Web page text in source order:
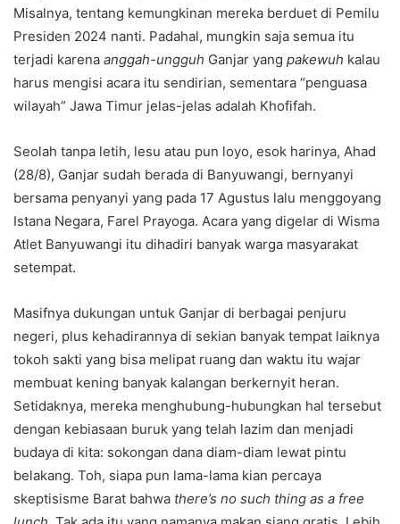
Misalnya, tentang kemungkinan mereka berduet di Pemilu
Presiden 2024 nanti. Padahal, mungkin saja semua itu
terjadi karena anggah-ungguh Ganjar yang pakewuh kalau
harus mengisi acara itu sendirian, sementara “penguasa
wilayah” Jawa Timur jelas-jelas adalah Khofifah.
Seolah tanpa letih, lesu atau pun loyo, esok harinya, Ahad
(28/8), Ganjar sudah berada di Banyuwangi, bernyanyi
bersama penyanyi yang pada 17 Agustus lalu menggoyang
Istana Negara, Farel Prayoga. Acara yang digelar di Wisma
Atlet Banyuwangi itu dihadiri banyak warga masyarakat
setempat.
Masifnya dukungan untuk Ganjar di berbagai penjuru
negeri, plus kehadirannya di sekian banyak tempat laiknya
tokoh sakti yang bisa melipat ruang dan waktu itu wajar
membuat kening banyak kalangan berkernyit heran.
Setidaknya, mereka menghubung-hubungkan hal tersebut
dengan kebiasaan buruk yang telah lazim dan menjadi
budaya di kita: sokongan dana diam-diam lewat pintu
belakang. Toh, siapa pun lama-lama kian percaya
skeptisisme Barat bahwa there’s no such thing as a free